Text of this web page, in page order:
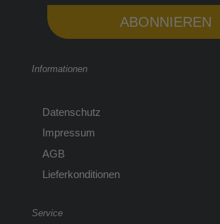
ABONNIEREN
Informationen
Datenschutz
Impressum
AGB
Lieferkonditionen
Service